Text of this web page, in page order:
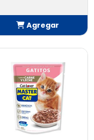
Agregar
Añadido